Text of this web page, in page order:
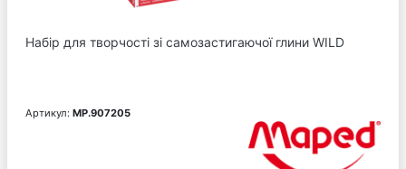
Набір для творчості зі самозастигаючої глини WILD
Артикул: MP.907205